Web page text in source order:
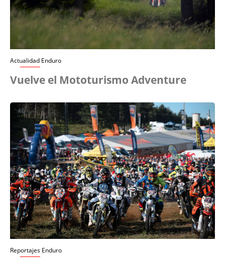
Actualidad Enduro
Vuelve el Mototurismo Adventure
Reportajes Enduro